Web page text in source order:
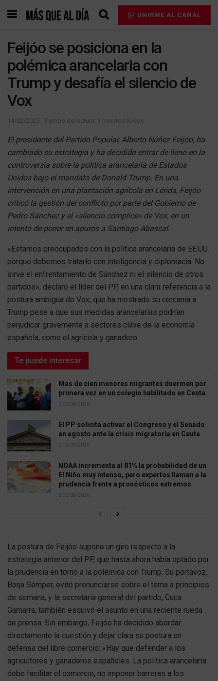
UNIRME AL CANAL
Feijóo se posiciona en la
polémica arancelaria con
Trump y desafía el silencio de
Vox
14/02/2025 Tiempo de lectura: 3 minutos leidos
El presidente del Partido Popular, Alberto Núñez Feijóo, ha
cambiado su estrategia y ha decidido entrar de lleno en la
controversia sobre la política arancelaria de Estados
Unidos bajo el mandato de Donald Trump. En una
intervención en una plantación agrícola en Lérida, Feijóo
criticó la gestión del conflicto por parte del Gobierno de
Pedro Sánchez y el «silencio cómplice» de Vox, en un
intento de poner en apuros a Santiago Abascal.
«Estamos preocupados con la política arancelaria de EE.UU.
porque debemos tratarlo con inteligencia y diplomacia. No
sirve el enfrentamiento de Sánchez ni el silencio de otros
partidos», declaró el líder del PP, en una clara referencia a la
postura ambigua de Vox, que ha mostrado su cercanía a
Trump pese a que sus medidas arancelarias podrían
perjudicar gravemente a sectores clave de la economía
española, como el agrícola y ganadero.
Te puede interesar
Más de cien menores migrantes duermen por
primera vez en un colegio habilitado en Ceuta
06/08/2026
El PP solicita activar el Congreso y el Senado
en agosto ante la crisis migratoria en Ceuta
06/08/2026
NOAA incrementa al 81% la probabilidad de un
El Niño muy intenso, pero expertos llaman a la
prudencia frente a pronósticos extremos
06/08/2026
La postura de Feijóo supone un giro respecto a la
estrategia anterior del PP, que hasta ahora había optado por
la prudencia en torno a la polémica con Trump. Su portavoz,
Borja Sémper, evitó pronunciarse sobre el tema a principios
de semana, y la secretaria general del partido, Cuca
Gamarra, también esquivó el asunto en una reciente rueda
de prensa. Sin embargo, Feijóo ha decidido abordar
directamente la cuestión y dejar clara su postura en
defensa del libre comercio: «Hay que defender a los
agricultores y ganaderos españoles. La política arancelaria
debe facilitar el comercio, no imponer barreras a los